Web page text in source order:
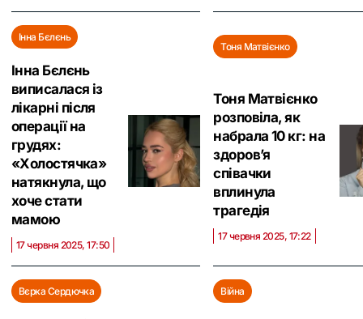
Інна Бєлєнь
Інна Бєлєнь
виписалася із
лікарні після
операції на
грудях:
«Холостячка»
натякнула, що
хоче стати
мамою
17 червня 2025, 17:50
Тоня Матвієнко
Тоня Матвієнко
розповіла, як
набрала 10 кг: на
здоров’я
співачки
вплинула
трагедія
17 червня 2025, 17:22
Вєрка Сердючка Війна